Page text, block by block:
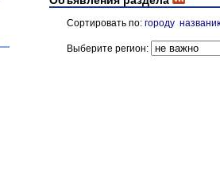
Сортировать по: городу
Выберите регион: